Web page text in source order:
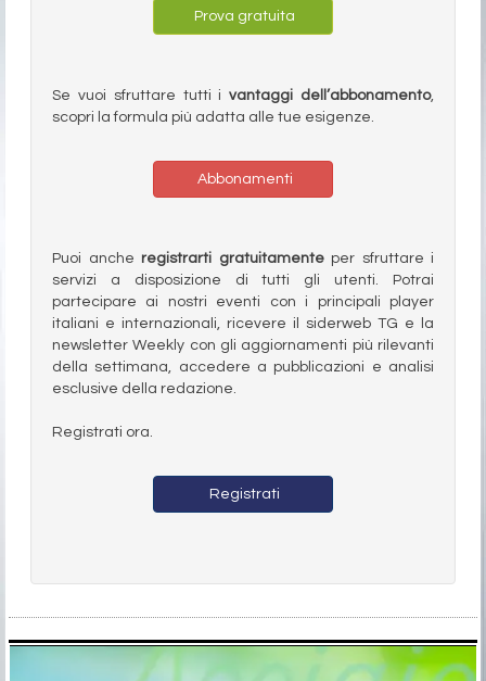
Prova gratuita
Se vuoi sfruttare tutti ivantaggi dell’abbonamento,
scopri la formula più adatta alle tue esigenze.
Abbonamenti
Puoi anche registrarti gratuitamenteper sfruttare i
servizi a disposizione di tutti gli utenti. Potrai
partecipare ai nostri eventi con i principali player
italiani e internazionali, ricevere il siderweb TG e la
newsletter Weekly con gli aggiornamenti più rilevanti
della settimana, accedere a pubblicazioni e analisi
esclusive della redazione.
Registrati ora.
Registrati